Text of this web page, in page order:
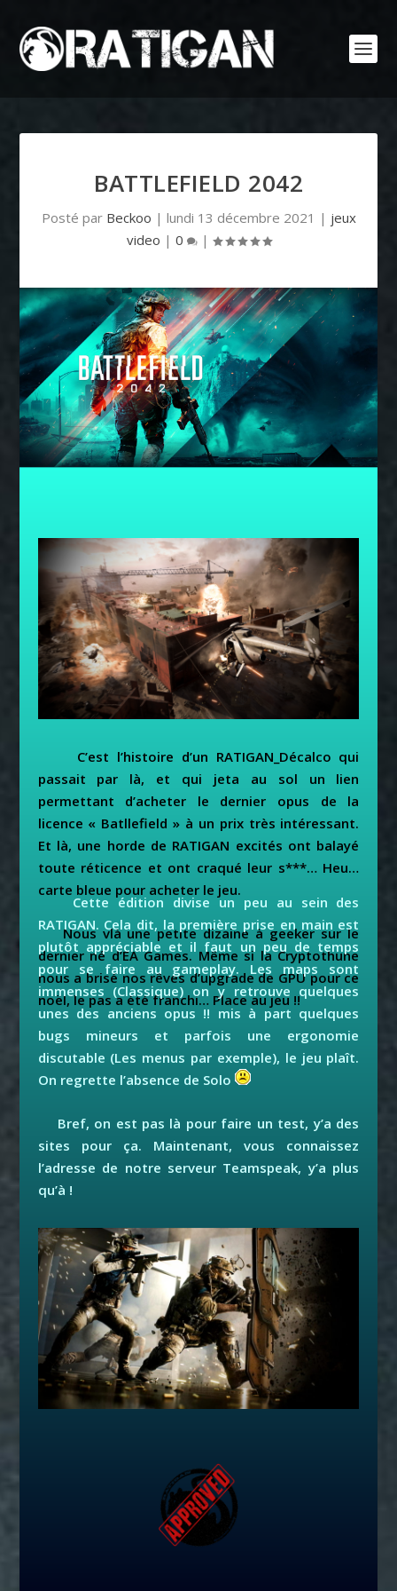
BATTLEFIELD 2042
Posté par Beckoo | lundi 13 décembre 2021 | jeux
video | 0 |
C’est l’histoire d’un RATIGAN_Décalco qui
passait par là, et qui jeta au sol un lien
permettant d’acheter le dernier opus de la
licence « Batllefield » à un prix très intéressant.
Et là, une horde de RATIGAN excités ont balayé
toute réticence et ont craqué leur s***… Heu…
carte bleue pour acheter le jeu.
Nous vlà une petite dizaine à geeker sur le
dernier né d’EA Games. Même si la Cryptothune
nous a brisé nos rêves d’upgrade de GPU pour ce
noël, le pas a été franchi… Place au jeu !!
Cette édition divise un peu au sein des
RATIGAN. Cela dit, la première prise en main est
plutôt appréciable et il faut un peu de temps
pour se faire au gameplay. Les maps sont
immenses (Classique) on y retrouve quelques
unes des anciens opus !! mis à part quelques
bugs mineurs et parfois une ergonomie
discutable (Les menus par exemple), le jeu plaît.
On regrette l’absence de Solo
Bref, on est pas là pour faire un test, y’a des
sites pour ça. Maintenant, vous connaissez
l’adresse de notre serveur Teamspeak, y’a plus
qu’à !